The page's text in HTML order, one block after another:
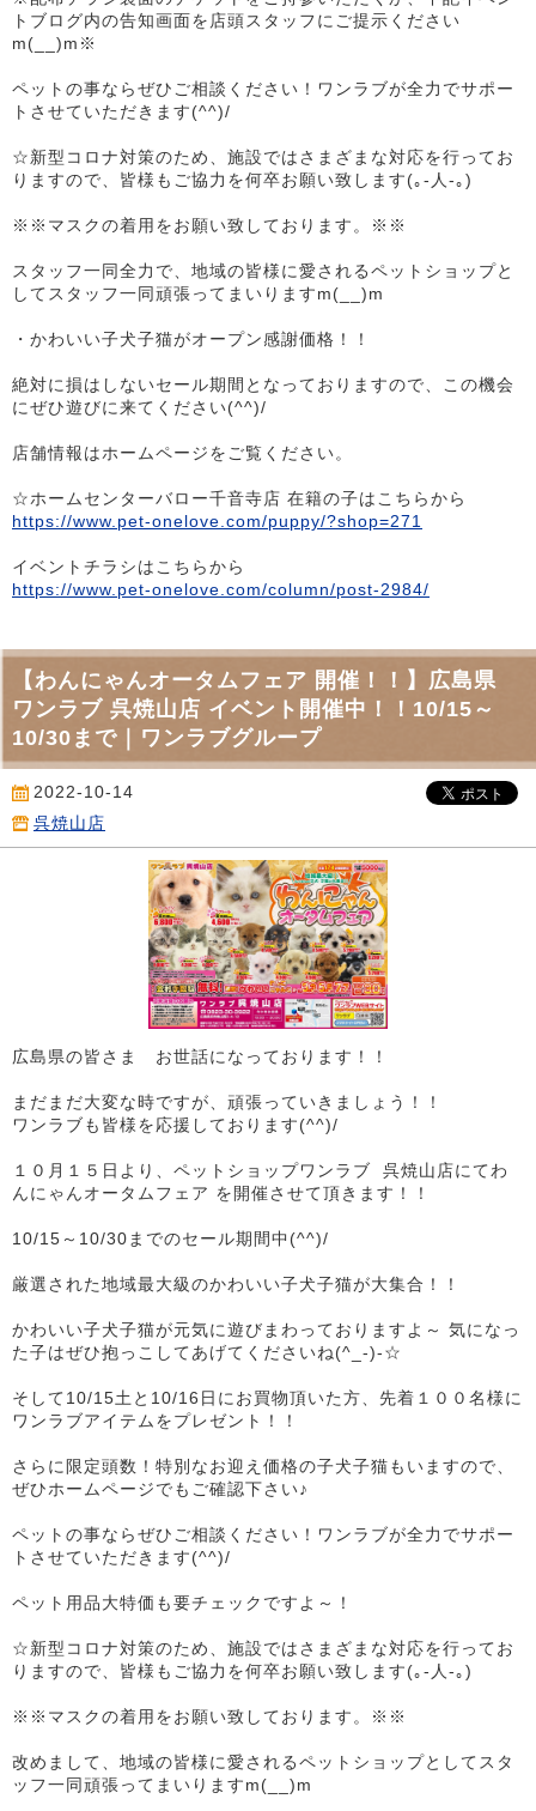
トブログ内の告知画面を店頭スタッフにご提示ください
m(__)m※
ペットの事ならぜひご相談ください！ワンラブが全力でサポー
トさせていただきます(^^)/
☆新型コロナ対策のため、施設ではさまざまな対応を行ってお
りますので、皆様もご協力を何卒お願い致します(｡-人-｡)
※※マスクの着用をお願い致しております。※※
スタッフ一同全力で、地域の皆様に愛されるペットショップと
してスタッフ一同頑張ってまいりますm(__)m
・かわいい子犬子猫がオープン感謝価格！！
絶対に損はしないセール期間となっておりますので、この機会
にぜひ遊びに来てください(^^)/
店舗情報はホームページをご覧ください。
☆ホームセンターバロー千音寺店 在籍の子はこちらから
https://www.pet-onelove.com/puppy/?shop=271
イベントチラシはこちらから
https://www.pet-onelove.com/column/post-2984/
【わんにゃんオータムフェア 開催！！】広島県
ワンラブ 呉焼山店 イベント開催中！！10/15～
10/30まで｜ワンラブグループ
2022-10-14
呉焼山店
広島県の皆さま お世話になっております！！
まだまだ大変な時ですが、頑張っていきましょう！！
ワンラブも皆様を応援しております(^^)/
１０月１５日より、ペットショップワンラブ 呉焼山店にてわ
んにゃんオータムフェア を開催させて頂きます！！
10/15～10/30までのセール期間中(^^)/
厳選された地域最大級のかわいい子犬子猫が大集合！！
かわいい子犬子猫が元気に遊びまわっておりますよ～ 気になっ
た子はぜひ抱っこしてあげてくださいね(^_-)-☆
そして10/15土と10/16日にお買物頂いた方、先着１００名様に
ワンラブアイテムをプレゼント！！
さらに限定頭数！特別なお迎え価格の子犬子猫もいますので、
ぜひホームページでもご確認下さい♪
ペットの事ならぜひご相談ください！ワンラブが全力でサポー
トさせていただきます(^^)/
ペット用品大特価も要チェックですよ～！
☆新型コロナ対策のため、施設ではさまざまな対応を行ってお
りますので、皆様もご協力を何卒お願い致します(｡-人-｡)
※※マスクの着用をお願い致しております。※※
改めまして、地域の皆様に愛されるペットショップとしてスタ
ッフ一同頑張ってまいりますm(__)m